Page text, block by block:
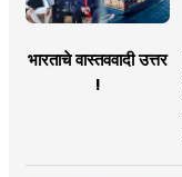
भारताचे वास्तववादी उत्तर
!